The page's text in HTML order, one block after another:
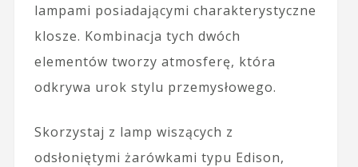
lampami posiadającymi charakterystyczne
klosze. Kombinacja tych dwóch
elementów tworzy atmosferę, która
odkrywa urok stylu przemysłowego.
Skorzystaj z lamp wiszących z
odsłoniętymi żarówkami typu Edison,